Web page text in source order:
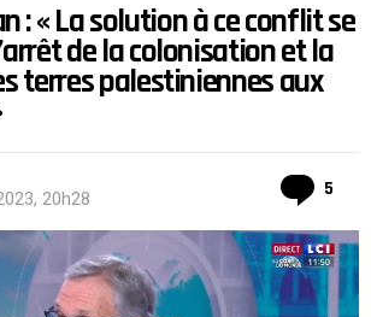
: « La solution à ce conflit se
de la colonisation et la
terres palestiniennes aux
20h28 5